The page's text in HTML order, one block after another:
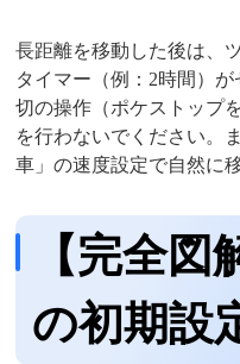
長距離を移動した後は、
タイマー（例：2時間）
切の操作（ポケストップ
を行わないでください。
車」の速度設定で自然に
【完全
の初期設